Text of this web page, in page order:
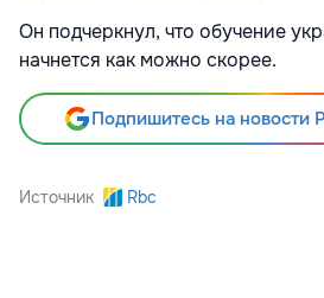
Он подчеркнул, что обучение
начнется как можно скорее.
Подпишитесь на новости
Источник Rbc